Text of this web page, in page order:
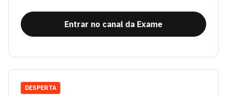
Entrar no canal da Exame
DESPERTA